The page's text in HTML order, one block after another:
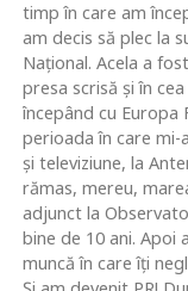
timp în care am
am decis să plec la
Naţional. Acela a
presa scrisă şi în
începând cu Europa
perioada în care
şi televiziune, la
rămas, mereu,
adjunct la
bine de 10 ani. Apoi
muncă în care îţi